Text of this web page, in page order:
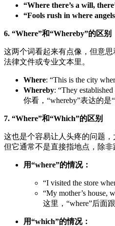
“Where there’s a will,
“Fools rush in where
6. “Where”和“Whereby”的区别
这两个词看起来有点像，但意
法律文件或专业文本里。
Where: “This is the city
Whereby: “They
你看，“whereby”表达的
7. “Where”和“Which”的区别
这也是个容易让人头疼的问题
但它通常不是直接指地点，除非
用“where”的情况：
“I visited the store
“My mother’s house,
这里，“where”后面
用“which”的情况：